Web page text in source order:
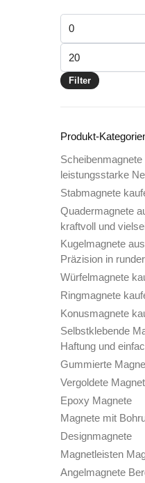
Min.
Preis
Max.
Preis
Filter
Produkt-
leistungsstarke
Stabmagnete
Quadermagnete
kraftvoll und
Kugelmagnete
Präzision in
Würfelmagnete
Ringmagnete
Konusmagnete
Selbstklebende
Haftung und
Gummierte
Vergoldete
Epoxy Magnete
Magnete mit
Designmagnete
Magnetleisten
Angelmagnete